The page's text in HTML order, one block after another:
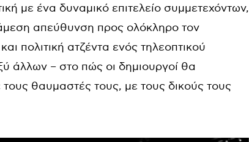
με ένα δυναμικό επιτελείο συμμετεχόντων,
απεύθυνση προς ολόκληρο τον
πολιτική ατζέντα ενός τηλεοπτικού
άλλων – στο πώς οι δημιουργοί θα
θαυμαστές τους, με τους δικούς τους